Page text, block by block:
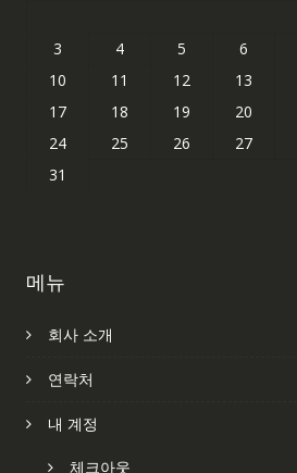
3
4 5 6
10
11 12 13
17
18 19 20
24
25 26 27
31
메뉴
회사 소개
연락처
내 계정
체크아웃